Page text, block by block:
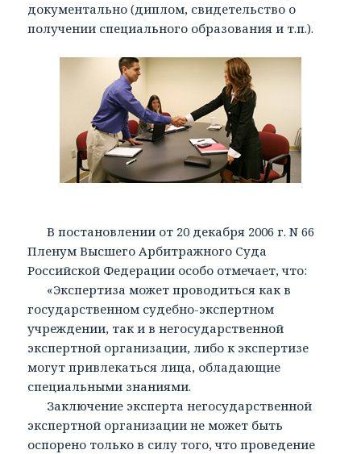
документально (диплом, свидетельство о
получении специального образования и т.п.).
В постановлении от 20 декабря 2006 г. N 66
Пленум Высшего Арбитражного Суда
Российской Федерации особо отмечает, что:
«Экспертиза может проводиться как в
государственном судебно-экспертном
учреждении, так и в негосударственной
экспертной организации, либо к экспертизе
могут привлекаться лица, обладающие
специальными знаниями.
Заключение эксперта негосударственной
экспертной организации не может быть
оспорено только в силу того, что проведение